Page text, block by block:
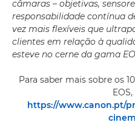
câmaras – objetivas,
responsabilidade contínua
vez mais flexíveis que
clientes em relação à
esteve no cerne da gama
Para saber mais sobre os
https://www.canon.pt/